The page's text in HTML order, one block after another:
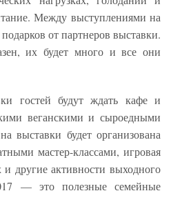
Между выступлениями на
от партнеров выставки.
их будет много и все они
гостей будут ждать кафе и
веганскими и сыроедными
выставки будет организована
мастер-классами, игровая
другие активности выходного
— это полезные семейные